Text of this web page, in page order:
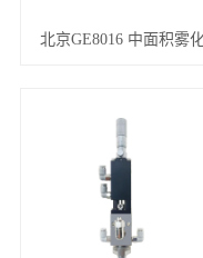
北京GE8016 中面积雾